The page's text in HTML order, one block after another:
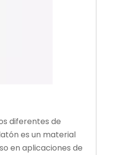
diferentes de
es un material
en aplicaciones de